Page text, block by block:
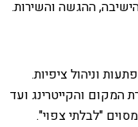
ההגשה והשירות.
וניהול ציפיות.
המקום והקייטרינג ועד
"לבלתי צפוי".